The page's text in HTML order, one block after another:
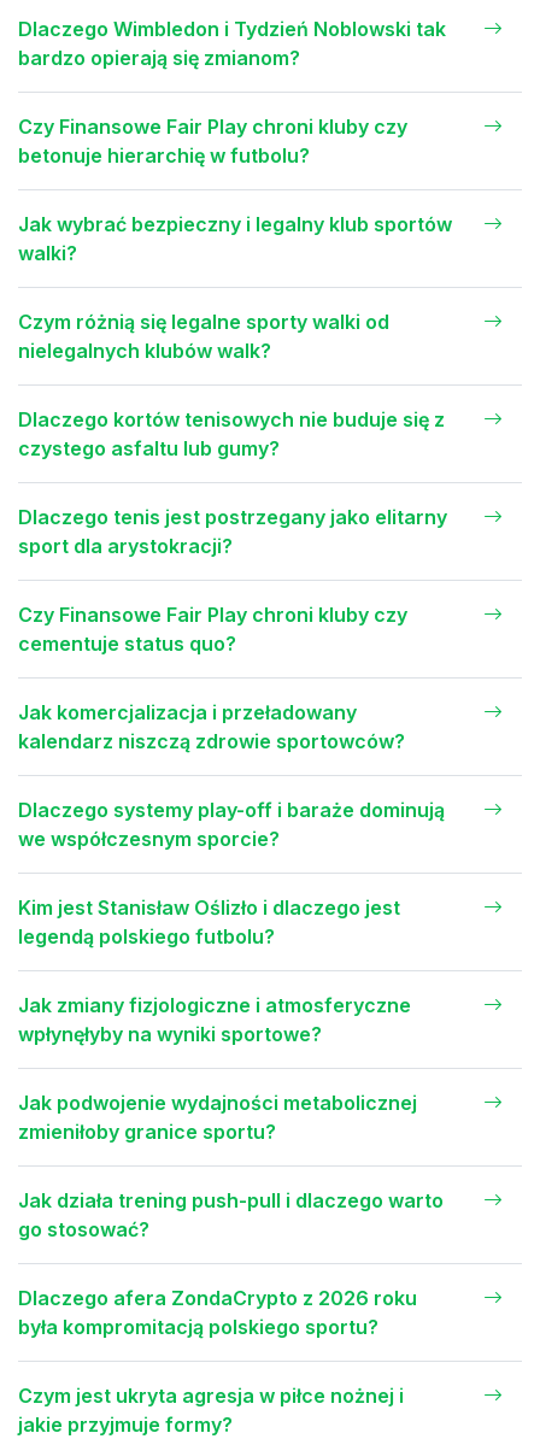
Dlaczego Wimbledon i Tydzień Noblowski tak
bardzo opierają się zmianom?
Czy Finansowe Fair Play chroni kluby czy
betonuje hierarchię w futbolu?
Jak wybrać bezpieczny i legalny klub sportów
walki?
Czym różnią się legalne sporty walki od
nielegalnych klubów walk?
Dlaczego kortów tenisowych nie buduje się z
czystego asfaltu lub gumy?
Dlaczego tenis jest postrzegany jako elitarny
sport dla arystokracji?
Czy Finansowe Fair Play chroni kluby czy
cementuje status quo?
Jak komercjalizacja i przeładowany
kalendarz niszczą zdrowie sportowców?
Dlaczego systemy play-off i baraże dominują
we współczesnym sporcie?
Kim jest Stanisław Oślizło i dlaczego jest
legendą polskiego futbolu?
Jak zmiany fizjologiczne i atmosferyczne
wpłynęłyby na wyniki sportowe?
Jak podwojenie wydajności metabolicznej
zmieniłoby granice sportu?
Jak działa trening push-pull i dlaczego warto
go stosować?
Dlaczego afera ZondaCrypto z 2026 roku
była kompromitacją polskiego sportu?
Czym jest ukryta agresja w piłce nożnej i
jakie przyjmuje formy?